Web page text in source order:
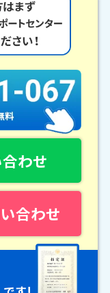
わせ
合わせ